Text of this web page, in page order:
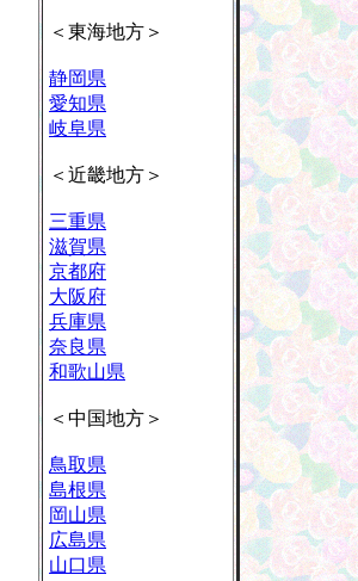
＜東海地方＞
静岡県
愛知県
岐阜県
＜近畿地方＞
三重県
滋賀県
京都府
大阪府
兵庫県
奈良県
和歌山県
＜中国地方＞
鳥取県
島根県
岡山県
広島県
山口県